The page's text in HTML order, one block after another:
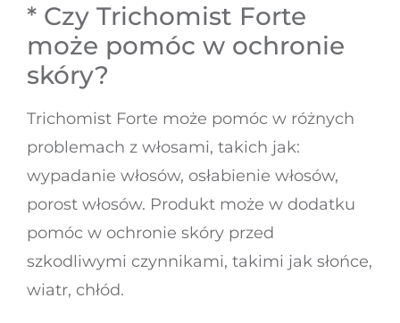
* Czy Trichomist Forte
może pomóc w ochronie
skóry?
Trichomist Forte może pomóc w różnych
problemach z włosami, takich jak:
wypadanie włosów, osłabienie włosów,
porost włosów. Produkt może w dodatku
pomóc w ochronie skóry przed
szkodliwymi czynnikami, takimi jak słońce,
wiatr, chłód.